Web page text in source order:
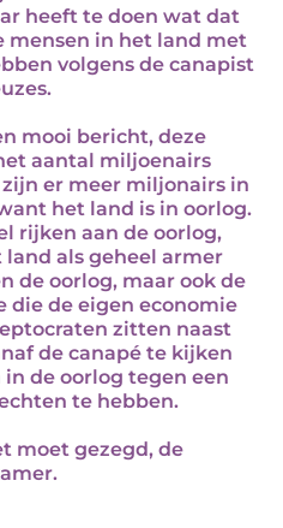
heeft te doen wat dat
mensen in het land met
volgens de canapist
mooi bericht, deze
aantal miljoenairs
er meer miljonairs in
het land is in oorlog.
rijken aan de oorlog,
als geheel armer
de oorlog, maar ook de
die de eigen economie
zitten naast
de canapé te kijken
de oorlog tegen een
te hebben.
moet gezegd, de